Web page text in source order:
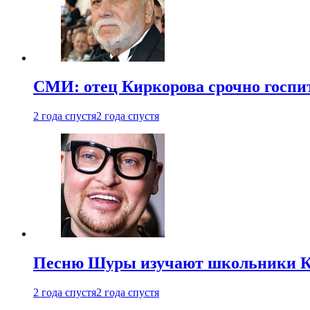
СМИ: отец Киркорова срочно
2 года спустя2 года спустя
Песню Шуры изучают школьники
2 года спустя2 года спустя